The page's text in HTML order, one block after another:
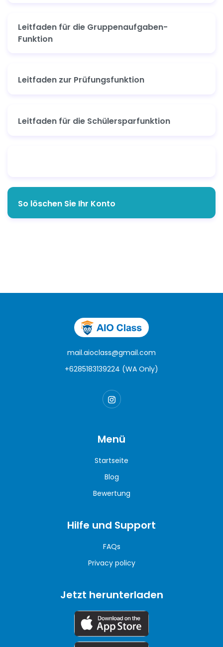
Leitfaden für die Gruppenaufgaben-
Funktion
Leitfaden zur Prüfungsfunktion
Leitfaden für die Schülersparfunktion
So löschen Sie Ihr Konto
mail.aioclass@gmail.com
+6285183139224 (WA Only)
Menü
Startseite
Blog
Bewertung
Hilfe und Support
FAQs
Privacy policy
Jetzt herunterladen